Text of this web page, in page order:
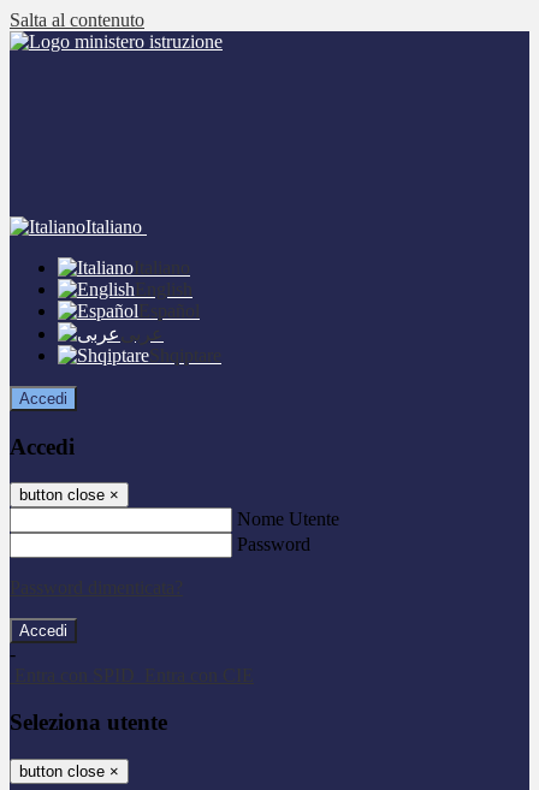
Salta al contenuto
Italiano
Italiano
English
Español
عربى
Shqiptare
Accedi
Accedi
button close ×
Nome Utente
Password
Password dimenticata?
-
Entra con SPID
Entra con CIE
Seleziona utente
button close ×